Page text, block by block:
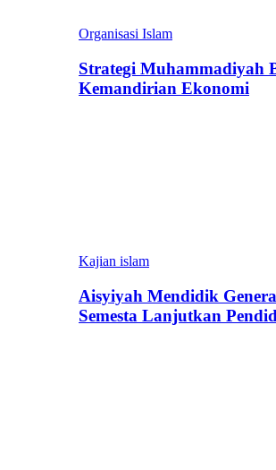
Organisasi Islam
Strategi Muhammadiyah
Kemandirian Ekonomi
Kajian islam
Aisyiyah Mendidik
Semesta Lanjutkan